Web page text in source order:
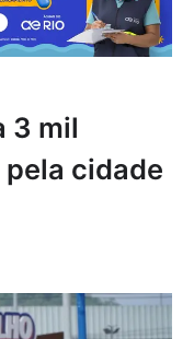
3 mil
cidade